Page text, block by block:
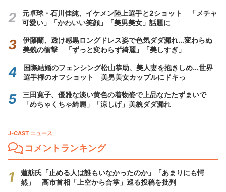
元卓球・石川佳純、イケメン陸上選手と2ショット 「メチャ
可愛い」「かわいい笑顔」「美男美女」話題に
伊藤蘭、透け感黒ロングドレス姿で色気ダダ漏れ...変わらぬ
美貌の衝撃 「ずっと変わらず綺麗」「美しすぎ」
国際結婚のフェンシング松山恭助、美人妻を抱きしめ...世界
選手権のオフショット 美男美女カップルにドキっ
三田寛子、優雅な淡い黄色の着物姿で上品なたたずまいで
「めちゃくちゃ綺麗」「涼しげ」美貌ダダ漏れ
J-CAST ニュース
コメントランキング
蓮舫氏「止める人は誰もいなかったのか」「あまりにも愕
然」 高市首相「上空から合掌」巡る投稿を批判